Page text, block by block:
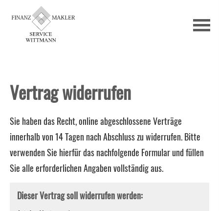
Vertrag widerrufen
Sie haben das Recht, online abgeschlossene Verträge
innerhalb von 14 Tagen nach Abschluss zu widerrufen. Bitte
verwenden Sie hierfür das nachfolgende Formular und füllen
Sie alle erforderlichen Angaben vollständig aus.
Dieser Vertrag soll widerrufen werden: